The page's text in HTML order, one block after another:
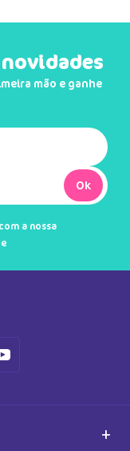
novidades
mão e ganhe
Ok
a nossa
+